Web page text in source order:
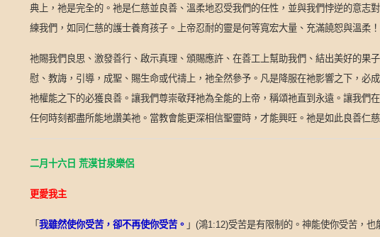
典上，祂是完全的。祂是仁慈並良善、溫柔地忍受我們的任性，並與我們悖逆的意志
練我們，如同仁慈的護士養育孩子。上帝忍耐的靈是何等寬宏大量、充滿饒恕與溫柔！
祂賜我們良思、激發善行、啟示真理、頒賜應許、在善工上幫助我們、結出美好的果
慰、教誨，引導，成聖、賜生命或代禱上，祂全然參予。凡是降服在祂影響之下，必
祂權能之下的必獲良善。讓我們尊崇敬拜祂為全能的上帝，稱頌祂直到永遠。讓我們
任何時刻都盡所能地讚美祂。當教會能更深相信聖靈時，才能興旺。祂是如此良善仁
二月十六日 荒漠甘泉樂侶
更愛我主
「我雖然使你受苦，卻不再使你受苦。 」 (鴻1:12)受苦是有限制的。神能使你受苦，